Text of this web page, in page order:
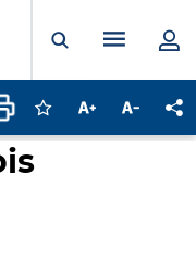
Ouvrir laMenu
Connectez-vous
Augmenter la